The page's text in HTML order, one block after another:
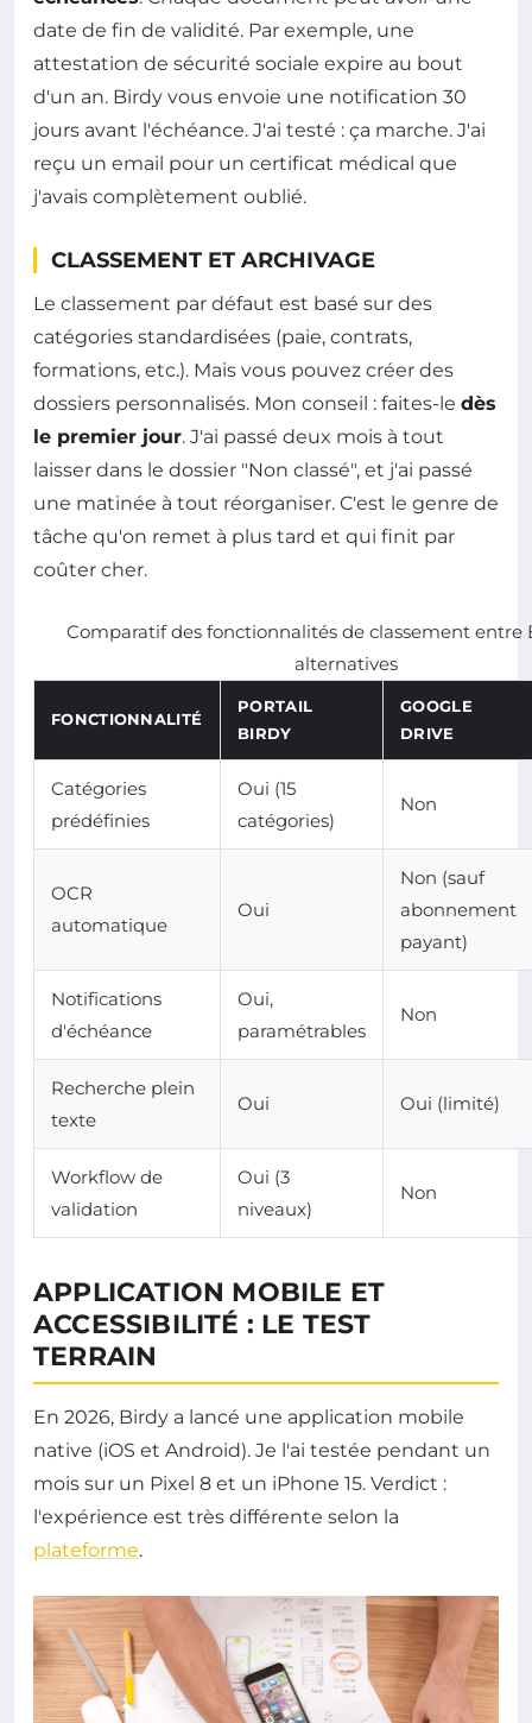
date de fin de validité. Par exemple, une
attestation de sécurité sociale expire au bout
d'un an. Birdy vous envoie une notification 30
jours avant l'échéance. J'ai testé : ça marche. J'ai
reçu un email pour un certificat médical que
j'avais complètement oublié.
CLASSEMENT ET ARCHIVAGE
Le classement par défaut est basé sur des
catégories standardisées (paie, contrats,
formations, etc.). Mais vous pouvez créer des
dossiers personnalisés. Mon conseil : faites-le dès
le premier jour. J'ai passé deux mois à tout
laisser dans le dossier "Non classé", et j'ai passé
une matinée à tout réorganiser. C'est le genre de
tâche qu'on remet à plus tard et qui finit par
coûter cher.
Comparatif des fonctionnalités de classement entre
alternatives
FONCTIONNALITÉ
PORTAIL
BIRDY
GOOGLE
DRIVE
Catégories
prédéfinies
Oui (15
catégories)
Non
OCR
automatique
Oui
Non (sauf
abonnement
payant)
Notifications
d'échéance
Oui,
paramétrables
Non
Recherche plein
texte
Oui Oui (limité)
Workflow de
validation
Oui (3
niveaux)
Non
APPLICATION MOBILE ET
ACCESSIBILITÉ : LE TEST
TERRAIN
En 2026, Birdy a lancé une application mobile
native (iOS et Android). Je l'ai testée pendant un
mois sur un Pixel 8 et un iPhone 15. Verdict :
l'expérience est très différente selon la
plateforme.